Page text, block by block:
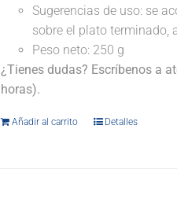
Sugerencias de uso: se
sobre el plato terminado,
Peso neto: 250 g
¿Tienes dudas? Escríbenos a
horas).
Añadir al carrito Detalles